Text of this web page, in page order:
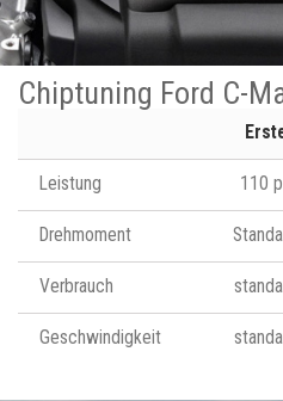
Chiptuning Ford C-
Leistung 110
Drehmoment
Verbrauch
Geschwindigkeit